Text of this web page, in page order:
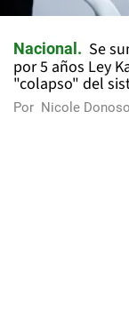
Nacional
Se
por 5 años Ley
"colapso" del
Por Nicole Donoso